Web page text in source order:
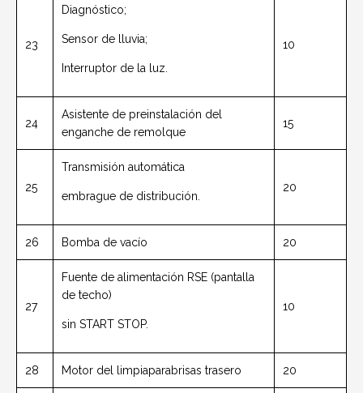
23
Diagnóstico;
Sensor de lluvia;
Interruptor de la luz.
10
24
Asistente de preinstalación del
enganche de remolque
15
25
Transmisión automática
embrague de distribución.
20
26 Bomba de vacío 20
27
Fuente de alimentación RSE (pantalla
de techo)
sin START STOP.
10
28 Motor del limpiaparabrisas trasero 20